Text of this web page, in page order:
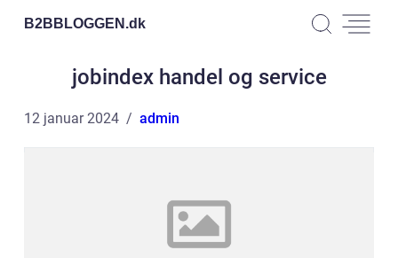
B2BBLOGGEN.dk
jobindex handel og service
12 januar 2024 admin